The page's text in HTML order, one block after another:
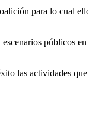
para lo cual
públicos en
las actividades que